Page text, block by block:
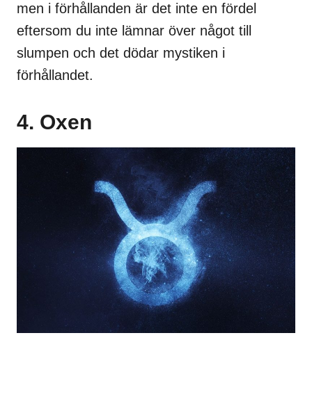
men i förhållanden är det inte en fördel
eftersom du inte lämnar över något till
slumpen och det dödar mystiken i
förhållandet.
4. Oxen